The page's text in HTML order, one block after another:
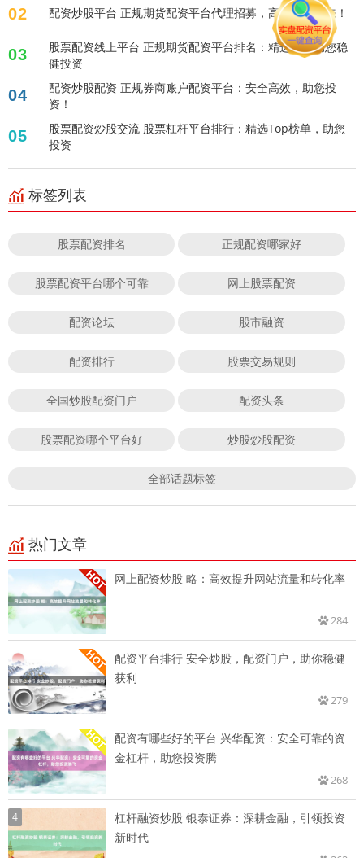
02 配资炒股平台 正规期货配资平台代理招募，高返佣等你来！
03
股票配资线上平台 正规期货配资平台排名：精选榜单助您稳
健投资
04
配资炒股配资 正规券商账户配资平台：安全高效，助您投
资！
05
股票配资炒股交流 股票杠杆平台排行：精选Top榜单，助您
投资
标签列表
股票配资排名 正规配资哪家好
股票配资平台哪个可靠 网上股票配资
配资论坛 股市融资
配资排行 股票交易规则
全国炒股配资门户 配资头条
股票配资哪个平台好 炒股炒股配资
全部话题标签
热门文章
网上配资炒股 略：高效提升网站流量和转化率
284
配资平台排行 安全炒股，配资门户，助你稳健
获利
279
配资有哪些好的平台 兴华配资：安全可靠的资
金杠杆，助您投资腾
268
4
杠杆融资炒股 银泰证券：深耕金融，引领投资
新时代